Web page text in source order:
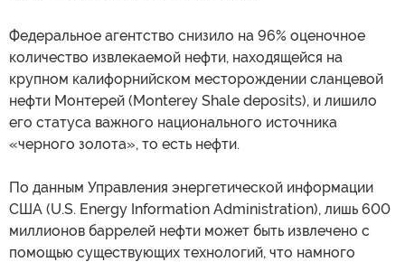
Федеральное агентство снизило на 96% оценочное
количество извлекаемой нефти, находящейся на
крупном калифорнийском месторождении сланцевой
нефти Монтерей (Monterey Shale deposits), и лишило
его статуса важного национального источника
«черного золота», то есть нефти.
По данным Управления энергетической информации
США (U.S. Energy Information Administration), лишь 600
миллионов баррелей нефти может быть извлечено с
помощью существующих технологий, что намного